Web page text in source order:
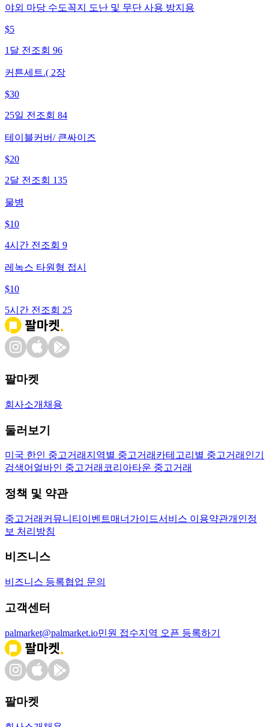
야외 마당 수도꼭지 도난 및 무단 사용 방지용
$5
1달 전 조회 96
커튼세트.( 2장
$30
25일 전 조회 84
테이블커버/ 큰싸이즈
$20
2달 전 조회 135
물병
$10
4시간 전 조회 9
레녹스 타원형 접시
$10
5시간 전 조회 25
팔마켓
회사소개 채용
둘러보기
미국 한인 중고거래 지역별 중고거래 카테고리별 중고거래 인기
검색어 얼바인 중고거래 코리아타운 중고거래
정책 및 약관
중고거래 커뮤니티 이벤트매너가이드서비스 이용약관개인정
보 처리방침
비즈니스
비즈니스 등록협업 문의
고객센터
palmarket@palmarket.io민원 접수지역 오픈 등록하기
팔마켓